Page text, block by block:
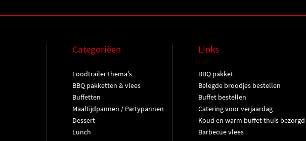
Categoriëen
Foodtrailer thema's
BBQ pakketten & vlees
Buffetten
Maaltijdpannen / Partypannen
Dessert
Lunch
Links
BBQ pakket
Belegde broodjes bestellen
Buffet bestellen
Catering voor verjaardag
Koud en warm buffet thuis bezorgd
Barbecue vlees